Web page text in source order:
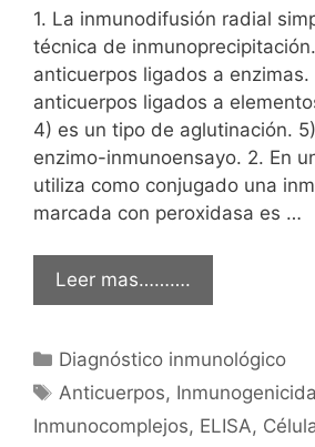
1. La inmunodifusión radial
técnica de
anticuerpos ligados a enzimas.
anticuerpos ligados a
4) es un tipo de aglutinación.
enzimo-inmunoensayo. 2. En
utiliza como conjugado una
marcada con peroxidasa es …
Leer mas……….
Categorías
Diagnóstico inmunológico
Etiquetas
Anticuerpos,
Inmunocomplejos, ELISA,